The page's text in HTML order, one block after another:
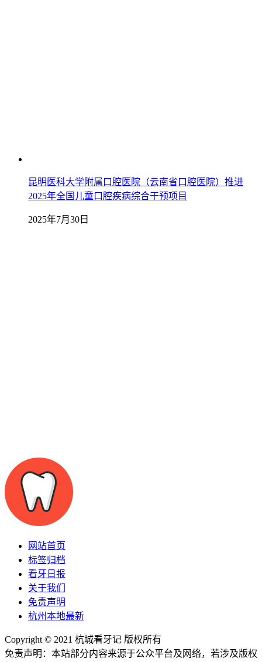
昆明医科大学附属口腔医院（云南省口腔医院）推进
2025年全国儿童口腔疾病综合干预项目
2025年7月30日
网站首页
标签归档
看牙日报
关于我们
免责声明
杭州本地最新
Copyright © 2021 杭城看牙记 版权所有
免责声明：本站部分内容来源于公众平台及网络，若涉及版权